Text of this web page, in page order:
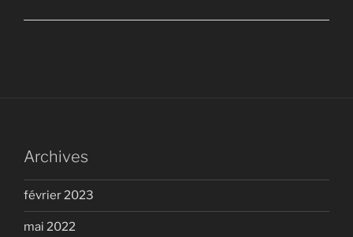
Archives
février 2023
mai 2022